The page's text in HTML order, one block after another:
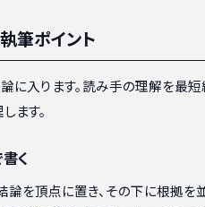
筆ポイント
に入ります。読み手の理解を最
ます。
く
論を頂点に置き、その下に根拠を